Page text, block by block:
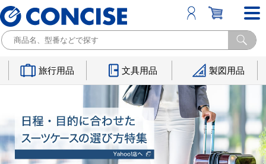
旅行用品 文具用品 製図用品